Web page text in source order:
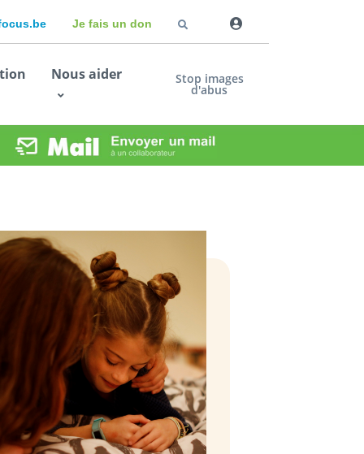
Je fais un don
Nous aider Stop images
d'abus